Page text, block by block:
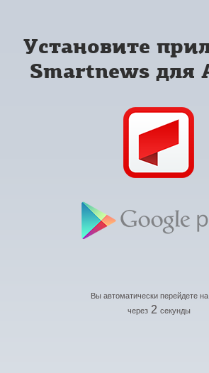
Установите
Smartnews для
Вы автоматически перейдете
через 2 секунды